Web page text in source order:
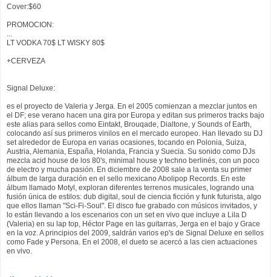
Cover:$60
PROMOCION:
LT VODKA 70$ LT WISKY 80$
+CERVEZA
Signal Deluxe:
es el proyecto de Valeria y Jerga. En el 2005 comienzan a mezclar juntos en
el DF; ese verano hacen una gira por Europa y editan sus primeros tracks bajo
este alias para sellos como Eintakt, Brouqade, Dialtone, y Sounds of Earth,
colocando así sus primeros vinilos en el mercado europeo. Han llevado su DJ
set alrededor de Europa en varias ocasiones, tocando en Polonia, Suiza,
Austria, Alemania, España, Holanda, Francia y Suecia. Su sonido como DJs
mezcla acid house de los 80's, minimal house y techno berlinés, con un poco
de electro y mucha pasión. En diciembre de 2008 sale a la venta su primer
álbum de larga duración en el sello mexicano Abolipop Records. En este
álbum llamado Motyl, exploran diferentes terrenos musicales, logrando una
fusión única de estilos: dub digital, soul de ciencia ficción y funk futurista, algo
que ellos llaman "Sci-Fi-Soul". El disco fue grabado con músicos invitados, y
lo están llevando a los escenarios con un set en vivo que incluye a Lila D
(Valeria) en su lap top, Héctor Page en las guitarras, Jerga en el bajo y Grace
en la voz. A principios del 2009, saldrán varios ep's de Signal Deluxe en sellos
como Fade y Persona. En el 2008, el dueto se acercó a las cien actuaciones
en vivo.